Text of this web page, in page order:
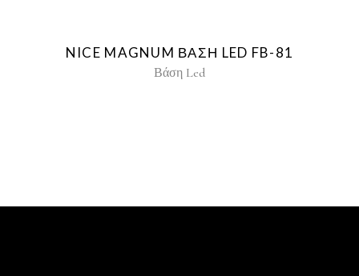
NICE MAGNUM ΒΑΣΗ LED FB-81
Βάση Led